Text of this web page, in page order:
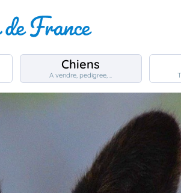
Chiens
A vendre, pedigree, ..